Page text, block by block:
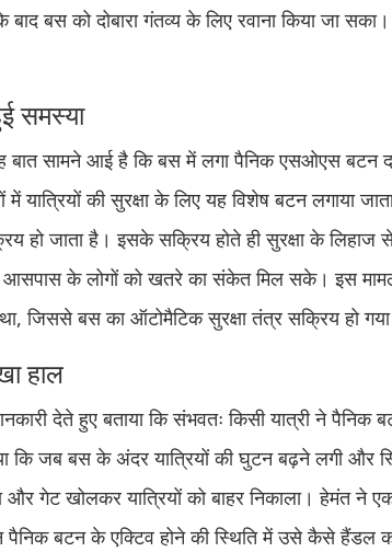
बस को दोबारा गंतव्य के लिए रवाना किया जा सका।
समस्या
सामने आई है कि बस में लगा पैनिक एसओएस बटन दब
की सुरक्षा के लिए यह विशेष बटन लगाया
हो जाता है। इसके सक्रिय होते ही सुरक्षा के
के लोगों को खतरे का संकेत मिल सके। इस मामले में
जिससे बस का ऑटोमैटिक सुरक्षा तंत्र सक्रिय हो
हाल
देते हुए बताया कि संभवतः किसी यात्री ने पैनिक
कि जब बस के अंदर यात्रियों की घुटन बढ़ने लगी और
गेट खोलकर यात्रियों को बाहर निकाला। हेमंत ने
पैनिक बटन के एक्टिव होने की स्थिति में उसे कैसे हैंडल